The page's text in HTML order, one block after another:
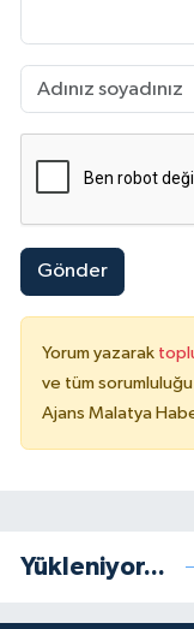
Gönder
Yorum yazarak
ve tüm
Ajans Malatya
Yükleniyor...